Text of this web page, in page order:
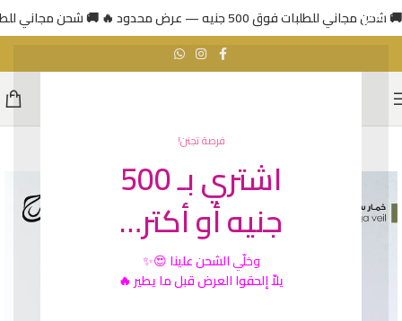
فرصة تجنن!
اشتري بـ 500
جنيه أو أكتر…
وخلّيالشحن علينا😍✨
يلاّ إلحقوا العرض قبل ما يطير 🔥
🚚 شحن مجاني للطلبات فوق 500 جنيه — عرض محدود 🔥 🚚 شحن مجاني للطلبات فوق 500